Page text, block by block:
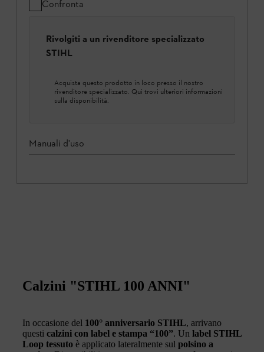
Confronta
Rivolgiti a un rivenditore specializzato
STIHL
Acquista questo prodotto in loco presso il nostro
rivenditore specializzato. Qui trovi ulteriori informazioni
sulla disponibilità.
Manuali d'uso
Calzini "STIHL 100 ANNI"
In occasione del 100° anniversario STIHL, arrivano
questi calzini con label e stampa “100”. Un label STIHL
Loop tessuto è applicato lateralmente sul polsino a